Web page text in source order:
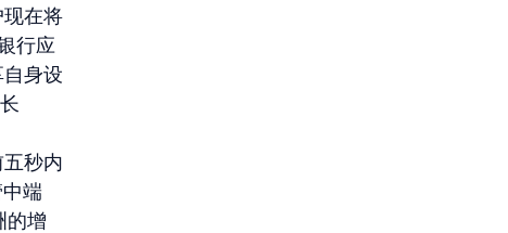
在将
行应
身设
秒内
端
的增